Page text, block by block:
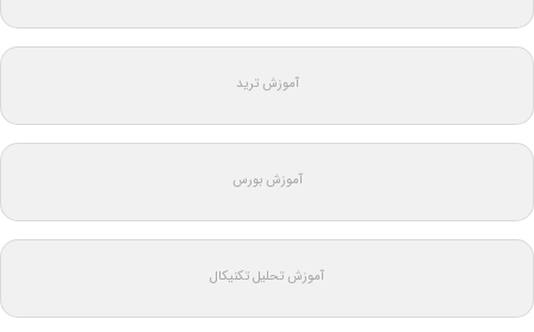
آموزش ترید
آموزش بورس
آموزش تحلیل تکنیکال